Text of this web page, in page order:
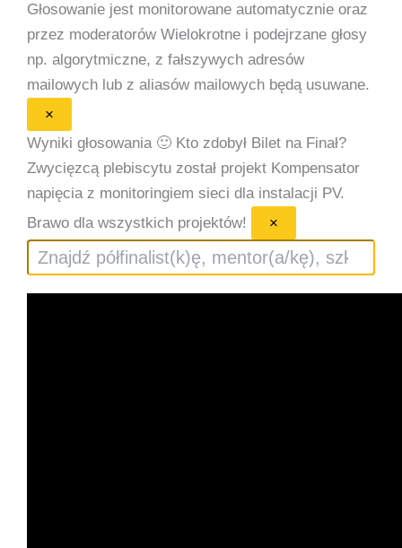
Głosowanie jest monitorowane automatycznie oraz
przez moderatorów Wielokrotne i podejrzane głosy
np. algorytmiczne, z fałszywych adresów
mailowych lub z aliasów mailowych będą usuwane.
×
Wyniki głosowania 🙂 Kto zdobył Bilet na Finał?
Zwycięzcą plebiscytu został projekt Kompensator
napięcia z monitoringiem sieci dla instalacji PV.
Brawo dla wszystkich projektów!
×
Szukaj